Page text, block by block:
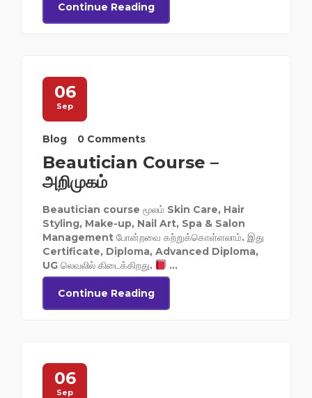
Continue Reading
06
Sep
Blog 0 Comments
Beautician Course –
அறிமுகம்
Beautician course மூலம் Skin Care, Hair
Styling, Make-up, Nail Art, Spa & Salon
Management போன்றவை கற்றுக்கொள்ளலாம். இது
Certificate, Diploma, Advanced Diploma,
UG லெவலில் கிடைக்கிறது.
...
Continue Reading
06
Sep